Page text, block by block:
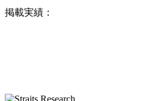
掲載実績：